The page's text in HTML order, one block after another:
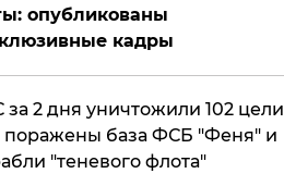
опубликованы
кадры
за 2 дня уничтожили 102 цели
база ФСБ "Феня" и
"теневого флота"